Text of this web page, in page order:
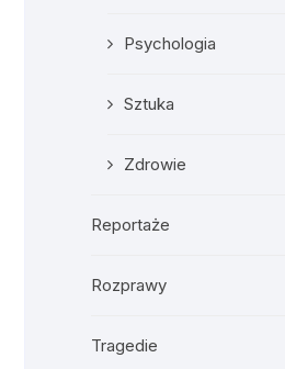
Psychologia
Sztuka
Zdrowie
Reportaże
Rozprawy
Tragedie